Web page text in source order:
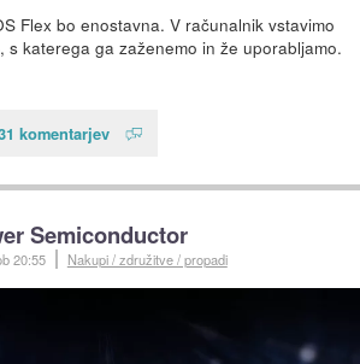
Flex bo enostavna. V računalnik vstavimo
s katerega ga zaženemo in že uporabljamo.
komentarjev
Semiconductor
20:55 Nakupi / združitve / propadi